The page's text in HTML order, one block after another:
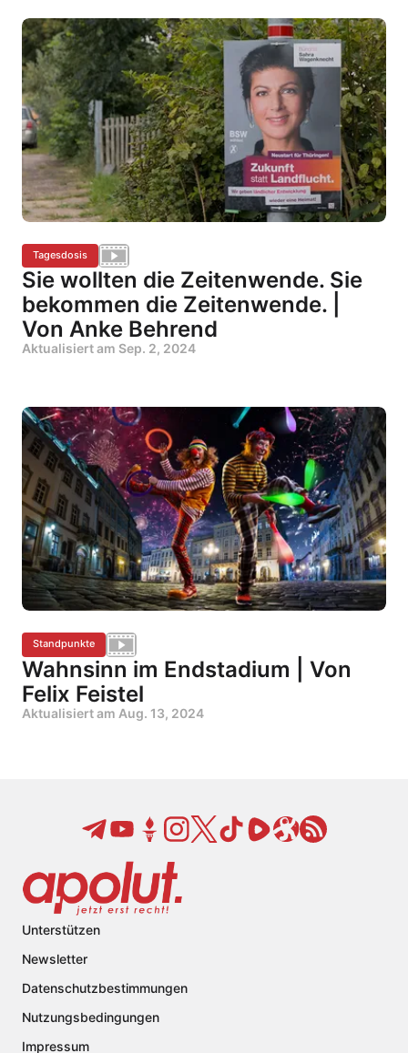
Tagesdosis
Sie wollten die Zeitenwende. Sie
bekommen die Zeitenwende. |
Von Anke Behrend
Aktualisiert am Sep. 2, 2024
Standpunkte
Wahnsinn im Endstadium | Von
Felix Feistel
Aktualisiert am Aug. 13, 2024
Unterstützen
Newsletter
Datenschutzbestimmungen
Nutzungsbedingungen
Impressum